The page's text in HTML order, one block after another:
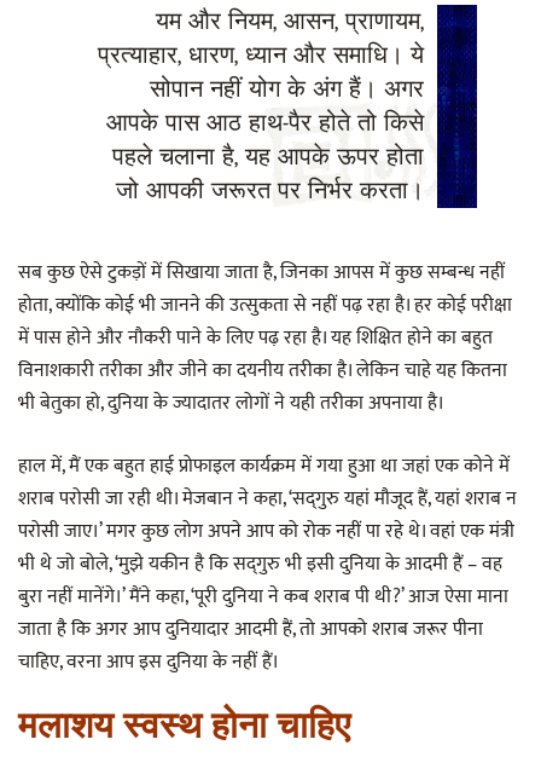
यम और नियम, आसन, प्राणायम,
प्रत्याहार, धारण, ध्यान और समाधि। ये
सोपान नहीं योग के अंग हैं। अगर
आपके पास आठ हाथ-पैर होते तो किसे
पहले चलाना है, यह आपके ऊपर होता
जो आपकी जरूरत पर निर्भर करता।
सब कुछ ऐसे टुकड़ों में सिखाया जाता है, जिनका आपस में कुछ सम्बन्ध नहीं
होता, क्योंकि कोई भी जानने की उत्सुकता से नहीं पढ़ रहा है। हर कोई परीक्षा
में पास होने और नौकरी पाने के लिए पढ़ रहा है। यह शिक्षित होने का बहुत
विनाशकारी तरीका और जीने का दयनीय तरीका है। लेकिन चाहे यह कितना
भी बेतुका हो, दुनिया के ज्यादातर लोगों ने यही तरीका अपनाया है।
हाल में, मैं एक बहुत हाई प्रोफाइल कार्यक्रम में गया हुआ था जहां एक कोने में
शराब परोसी जा रही थी। मेजबान ने कहा, ‘सद्‌गुरु यहां मौजूद हैं, यहां शराब न
परोसी जाए।’ मगर कुछ लोग अपने आप को रोक नहीं पा रहे थे। वहां एक मंत्री
भी थे जो बोले, ‘मुझे यकीन है कि सद्‌गुरु भी इसी दुनिया के आदमी हैं – वह
बुरा नहीं मानेंगे।’ मैंने कहा, ‘पूरी दुनिया ने कब शराब पी थी?’ आज ऐसा माना
जाता है कि अगर आप दुनियादार आदमी हैं, तो आपको शराब जरूर पीना
चाहिए, वरना आप इस दुनिया के नहीं हैं।
मलाशय स्वस्थ होना चाहिए